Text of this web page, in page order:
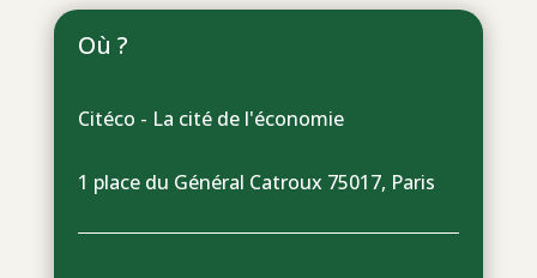
Où ?
Citéco - La cité de l'économie
1 place du Général Catroux 75017, Paris